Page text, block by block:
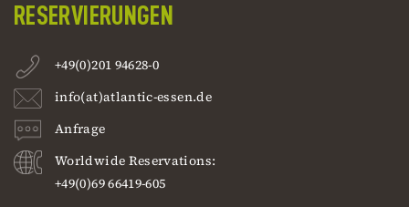
RESERVIERUNGEN
+49(0)201 94628-0
info(at)atlantic-essen.de
Anfrage
Worldwide Reservations:
+49(0)69 66419-605